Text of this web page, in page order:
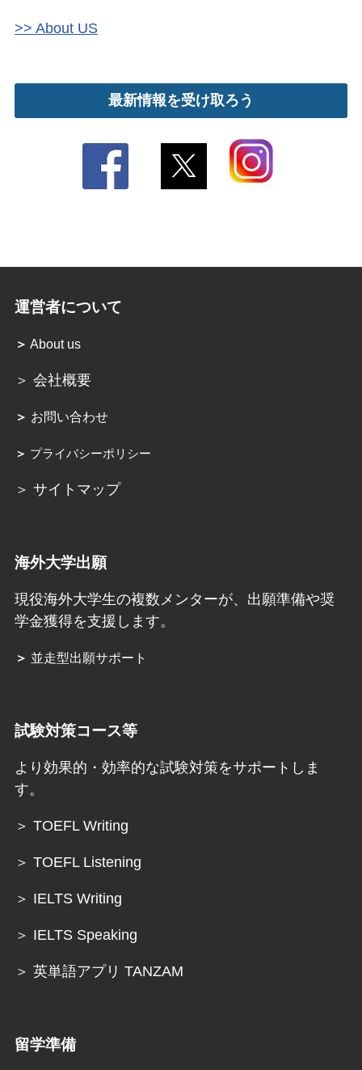
>> About US
最新情報を受け取ろう
運営者について
＞ About us
＞ 会社概要
＞ お問い合わせ
＞ プライバシーポリシー
＞ サイトマップ
海外大学出願
現役海外大学生の複数メンターが、出願準備や奨
学金獲得を支援します。
＞ 並走型出願サポート
試験対策コース等
より効果的・効率的な試験対策をサポートしま
す。
＞ TOEFL Writing
＞ TOEFL Listening
＞ IELTS Writing
＞ IELTS Speaking
＞ 英単語アプリ TANZAM
留学準備